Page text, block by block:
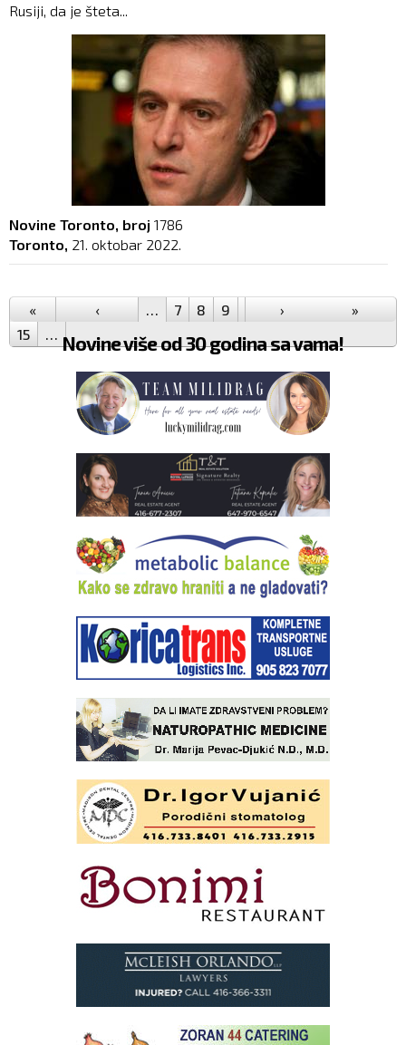
Rusiji, da je šteta...
Novine Toronto, broj 1786
Toronto, 21. oktobar 2022.
Pages
« ‹ 7 8 9 11
15
› »
Novine više od 30 godina sa vama!